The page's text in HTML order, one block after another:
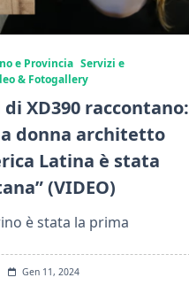
e Provincia Servizi e
& Fotogallery
XD390 raccontano:
donna architetto
Latina è stata
(VIDEO)
è stata la prima
Gen 11, 2024